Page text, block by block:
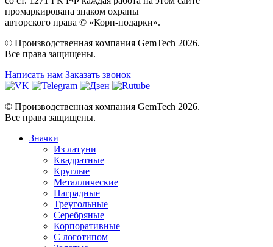
промаркирована знаком охраны
авторского права © «Корп-подарки».
© Производственная компания GemTech 2026.
Все права защищены.
Написать нам Заказать звонок
© Производственная компания GemTech 2026.
Все права защищены.
Значки
Из латуни
Квадратные
Круглые
Металлические
Наградные
Треугольные
Серебряные
Корпоративные
С логотипом